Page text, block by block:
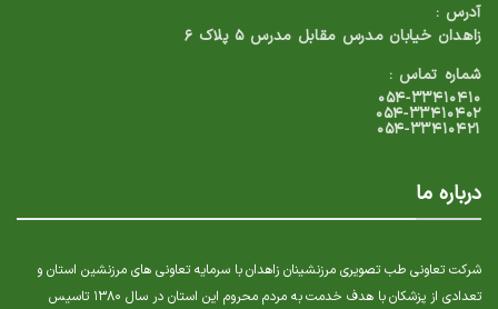
آدرس :
زاهدان خیابان مدرس مقابل مدرس ۵ پلاک ۶
شماره تماس :
۰۵۴-۳۳۴۱۰۴۱۰
۰۵۴-۳۳۴۱۰۴۰۲
۰۵۴-۳۳۴۱۰۴۲۱
درباره ما
شرکت تعاونی طب تصویری مرزنشینان زاهدان با سرمایه تعاونی های مرزنشین استان و
تعدادی از پزشکان با هدف خدمت به مردم محروم این استان در سال ۱۳۸۰ تاسیس